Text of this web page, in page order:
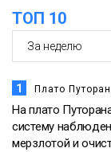
ТОП 10
1 Плато
На плато
систему
мерзлотой и